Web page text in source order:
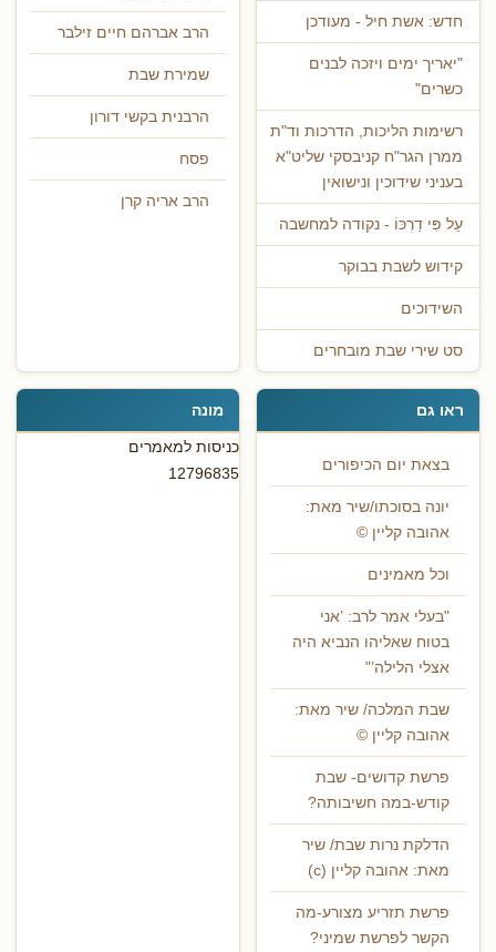
חדש: אשת חיל - מעודכן
"יאריך ימים ויזכה לבנים
כשרים"
רשימות הליכות, הדרכות וד"ת
ממרן הגר"ח קניבסקי שליט"א
בעניני שידוכין ונישואין
עַל פִּי דַרְכּוֹ - נקודה למחשבה
קידוש לשבת בבוקר
השידוכים
סט שירי שבת מובחרים
הרב אברהם חיים זילבר
שמירת שבת
הרבנית בקשי דורון
פסח
הרב אריה קרן
ראו גם
בצאת יום הכיפורים
יונה בסוכתו/שיר מאת:
אהובה קליין ©
וכל מאמינים
"בעלי אמר לרב: ’אני
בטוח שאליהו הנביא היה
אצלי הלילה’"
שבת המלכה/ שיר מאת:
אהובה קליין ©
פרשת קדושים- שבת
קודש-במה חשיבותה?
הדלקת נרות שבת/ שיר
מאת: אהובה קליין (c)
פרשת תזריע מצורע-מה
הקשר לפרשת שמיני?
מונה
כניסות למאמרים
12796835